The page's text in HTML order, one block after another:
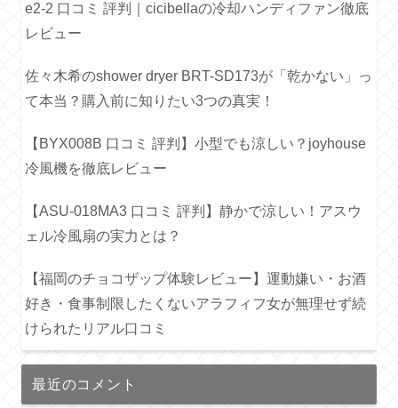
e2-2 口コミ 評判｜cicibellaの冷却ハンディファン徹底
レビュー
佐々木希のshower dryer BRT-SD173が「乾かない」っ
て本当？購入前に知りたい3つの真実！
【BYX008B 口コミ 評判】小型でも涼しい？joyhouse
冷風機を徹底レビュー
【ASU-018MA3 口コミ 評判】静かで涼しい！アスウ
ェル冷風扇の実力とは？
【福岡のチョコザップ体験レビュー】運動嫌い・お酒
好き・食事制限したくないアラフィフ女が無理せず続
けられたリアル口コミ
最近のコメント